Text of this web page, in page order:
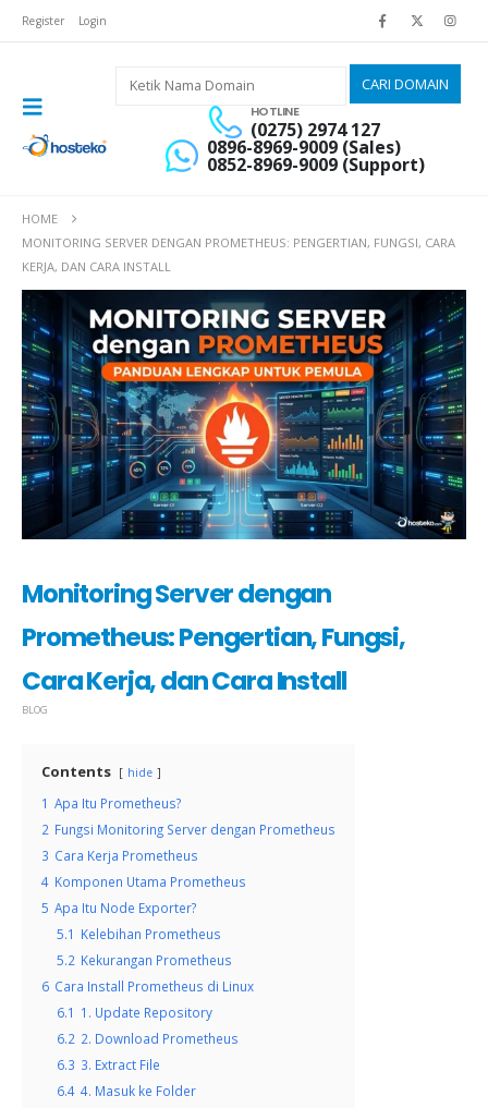
Register Login
HOTLINE
(0275) 2974 127
0896-8969-9009 (Sales)
0852-8969-9009 (Support)
HOME
MONITORING SERVER DENGAN PROMETHEUS: PENGERTIAN, FUNGSI, CARA
KERJA, DAN CARA INSTALL
Monitoring Server dengan
Prometheus: Pengertian, Fungsi,
Cara Kerja, dan Cara Install
BLOG
Contents hide
1 Apa Itu Prometheus?
2 Fungsi Monitoring Server dengan Prometheus
3 Cara Kerja Prometheus
4 Komponen Utama Prometheus
5 Apa Itu Node Exporter?
5.1 Kelebihan Prometheus
5.2 Kekurangan Prometheus
6 Cara Install Prometheus di Linux
6.1 1. Update Repository
6.2 2. Download Prometheus
6.3 3. Extract File
6.4 4. Masuk ke Folder